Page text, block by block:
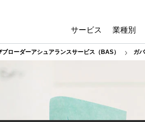
サービス 業種別
ブローダーアシュアランスサービス（BAS） ガ